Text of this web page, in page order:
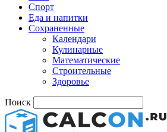
Спорт
Еда и напитки
Сохраненные
Календари
Кулинарные
Математические
Строительные
Здоровье
Поиск